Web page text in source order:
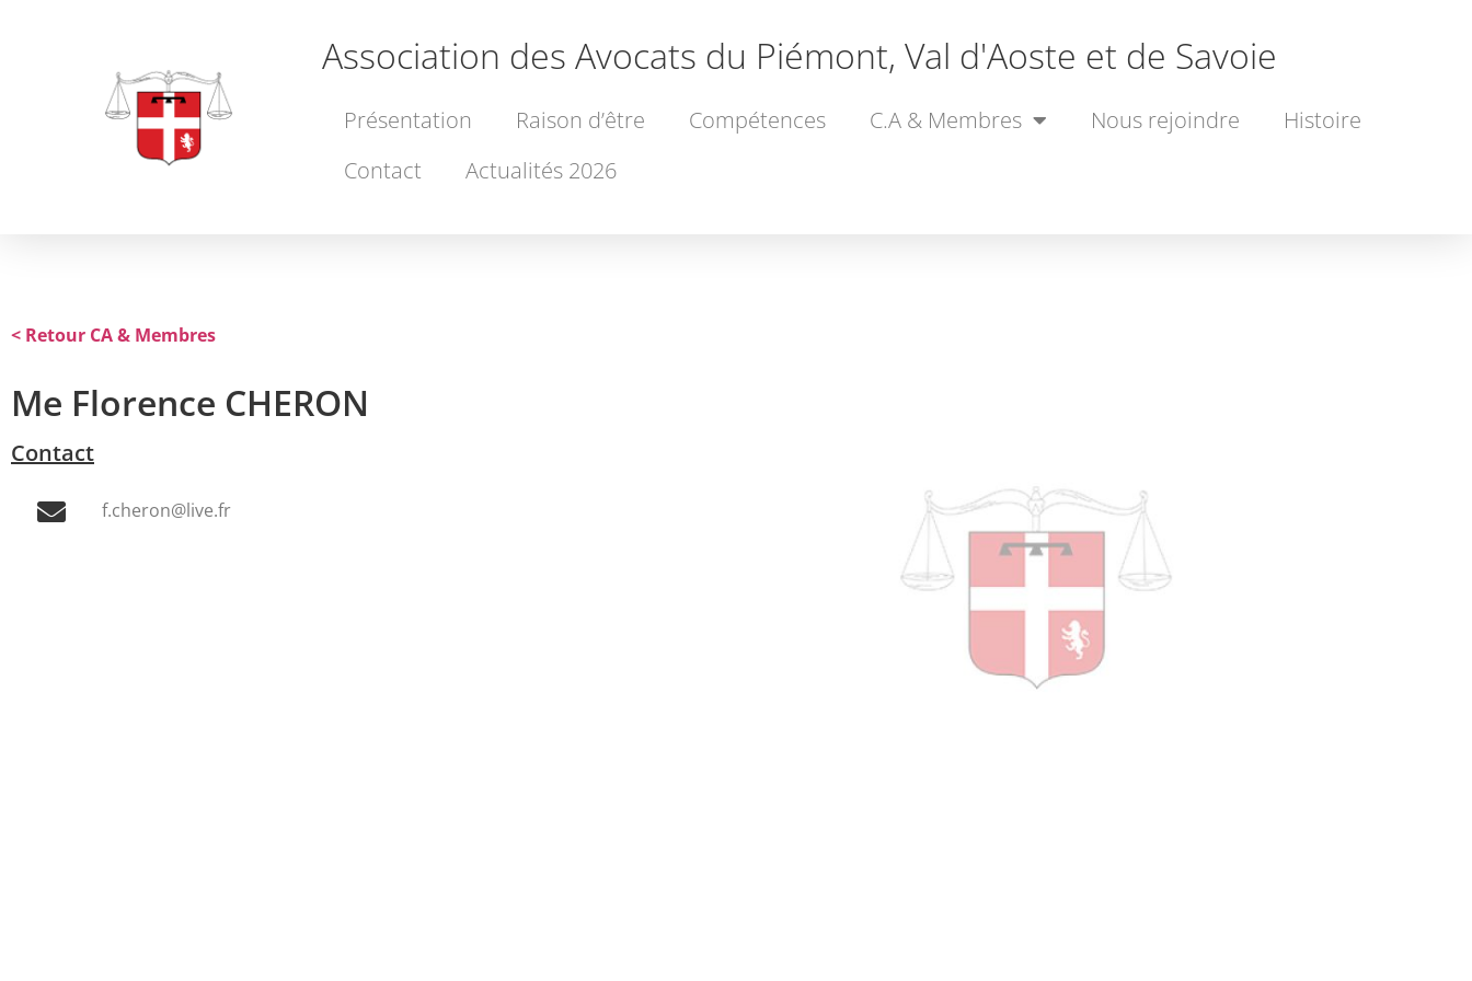
Association des Avocats du Piémont, Val d'Aoste et de Savoie
Présentation Raison d’être Compétences C.A & Membres Nous rejoindre
Histoire
Contact
Actualités 2026
< Retour CA & Membres
Me Florence CHERON
Contact
f.cheron@live.fr